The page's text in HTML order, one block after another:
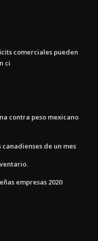
comerciales pueden
ci
contra peso mexicano
de un mes
empresas 2020